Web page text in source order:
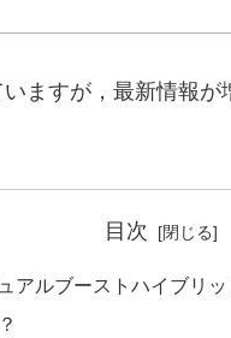
ますが，最新情報が
目次
アルブーストハイブリ